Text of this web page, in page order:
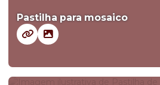
Pastilha para mosaico